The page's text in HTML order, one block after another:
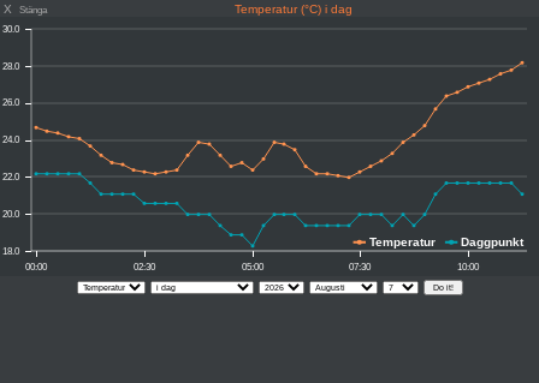
X Stänga Temperatur (°C) i dag